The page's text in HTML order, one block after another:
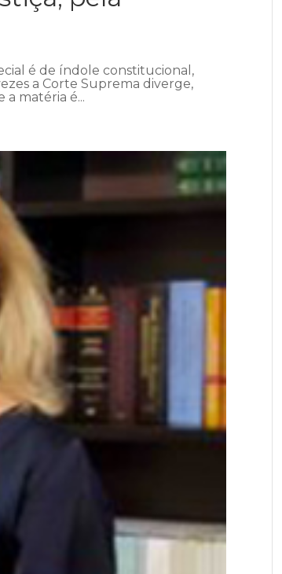
é de índole constitucional,
a Corte Suprema diverge,
matéria é...